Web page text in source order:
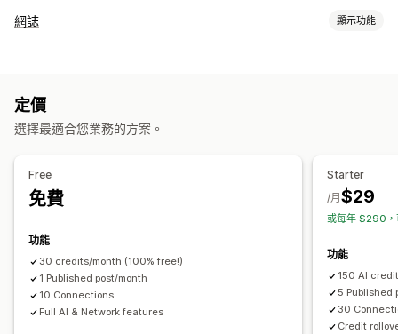
搜尋引擎最佳化 (SEO) 工具
搜尋引擎最佳化 (SEO) 分數
連結分析 內容分析 排名追蹤
網誌 顯示功能
顯示選項
精選貼文
定價
選擇最適合您業務的方案。
Free
免費
功能
30 credits/month (100% free!)
1 Published post/month
10 Connections
Full AI & Network features
Starter
$29
/月
或每年 $290，
功能
150 AI
5 Published
30
Credit